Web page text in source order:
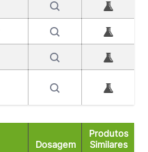
Dosagem
Produtos
Similares